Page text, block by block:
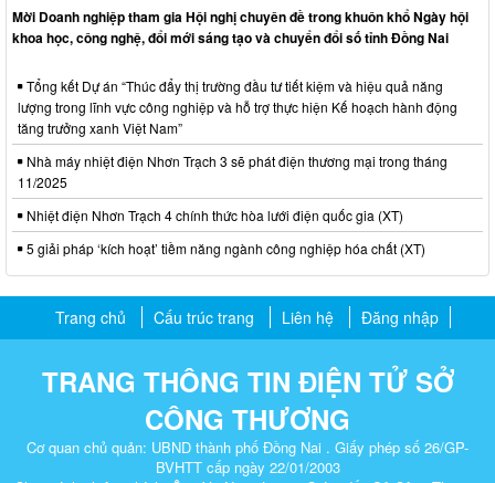
Mời Doanh nghiệp tham gia Hội nghị chuyên đề trong khuôn khổ Ngày hội
khoa học, công nghệ, đổi mới sáng tạo và chuyển đổi số tỉnh Đồng Nai
Tổng kết Dự án “Thúc đẩy thị trường đầu tư tiết kiệm và hiệu quả năng
lượng trong lĩnh vực công nghiệp và hỗ trợ thực hiện Kế hoạch hành động
tăng trưởng xanh Việt Nam”
Nhà máy nhiệt điện Nhơn Trạch 3 sẽ phát điện thương mại trong tháng
11/2025
Nhiệt điện Nhơn Trạch 4 chính thức hòa lưới điện quốc gia (XT)
5 giải pháp ‘kích hoạt’ tiềm năng ngành công nghiệp hóa chất (XT)
Trang chủ Cấu trúc trang Liên hệ Đăng nhập
TRANG THÔNG TIN ĐIỆN TỬ SỞ
CÔNG THƯƠNG
Cơ quan chủ quản: UBND thành phố Đồng Nai . Giấy phép số 26/GP-
BVHTT cấp ngày 22/01/2003